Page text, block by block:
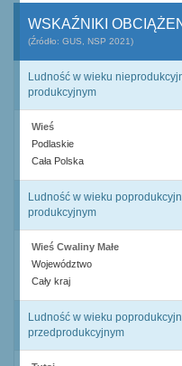
WSKAŹNIKI
(Źródło: GUS, NSP 2021)
Ludność w wieku
produkcyjnym
Wieś
Podlaskie
Cała Polska
Ludność w wieku
produkcyjnym
Wieś Cwaliny Małe
Województwo
Cały kraj
Ludność w wieku
przedprodukcyjnym